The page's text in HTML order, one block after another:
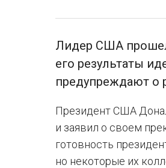
Лидер США
его результаты
предупреждают о
Президент США
и заявил о своем
готовность
но некоторые их